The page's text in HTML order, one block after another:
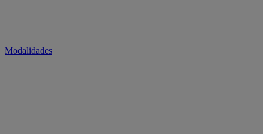
Modalidades